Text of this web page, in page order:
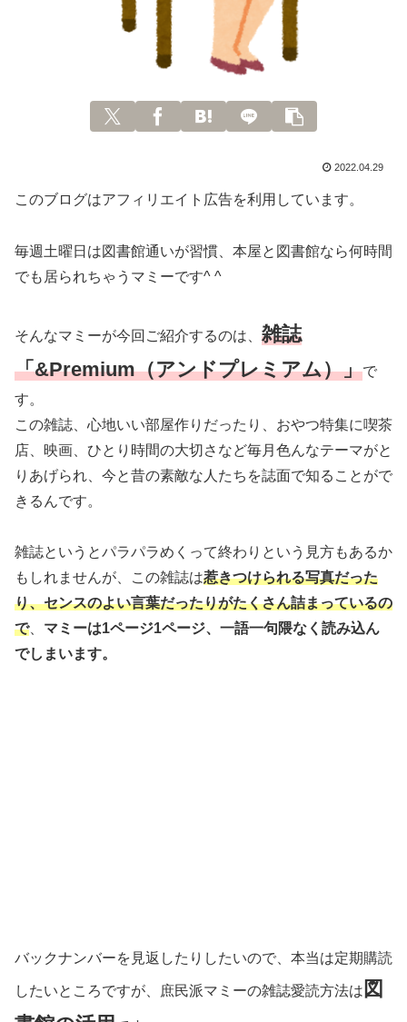
2022.04.29
このブログはアフィリエイト広告を利用しています。
毎週土曜日は図書館通いが習慣、本屋と図書館なら何時間
でも居られちゃうマミーです^ ^
そんなマミーが今回ご紹介するのは、 雑誌
「&Premium（アンドプレミアム）」で
す。
この雑誌、心地いい部屋作りだったり、おやつ特集に喫茶
店、映画、ひとり時間の大切さなど毎月色んなテーマがと
りあげられ、今と昔の素敵な人たちを誌面で知ることがで
きるんです。
雑誌というとパラパラめくって終わりという見方もあるか
もしれませんが、この雑誌は惹きつけられる写真だった
り、センスのよい言葉だったりがたくさん詰まっているの
で、 マミーは1ページ1ページ、一語一句隈なく読み込ん
でしまいます。
バックナンバーを見返したりしたいので、本当は定期購読
したいところですが、庶民派マミーの雑誌愛読方法は 図